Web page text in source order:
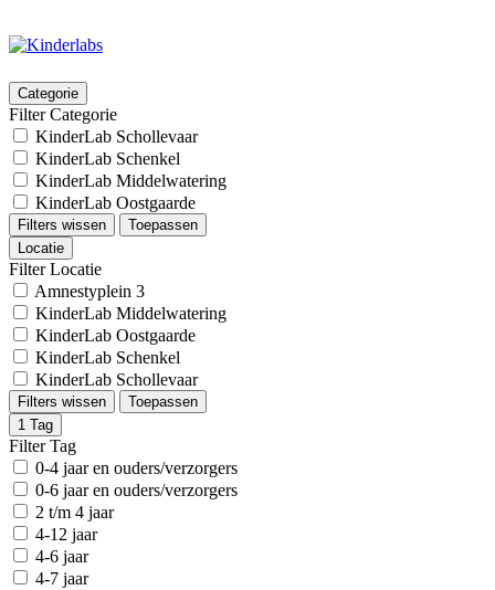
Categorie
Filter Categorie
KinderLab Schollevaar
KinderLab Schenkel
KinderLab Middelwatering
KinderLab Oostgaarde
Filters wissen
Toepassen
Locatie
Filter Locatie
Amnestyplein 3
KinderLab Middelwatering
KinderLab Oostgaarde
KinderLab Schenkel
KinderLab Schollevaar
Filters wissen
Toepassen
1 Tag
Filter Tag
0-4 jaar en ouders/verzorgers
0-6 jaar en ouders/verzorgers
2 t/m 4 jaar
4-12 jaar
4-6 jaar
4-7 jaar